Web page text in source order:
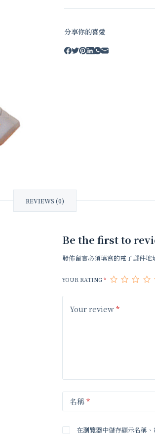
分享你的喜愛
REVIEWS (0)
Be the first to
發佈留言必須填寫的電子郵件地
YOUR RATING*
Your review*
名稱*
在瀏覽器中儲存顯示名稱